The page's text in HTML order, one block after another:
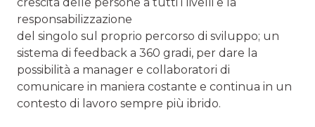
responsabilizzazione
del singolo sul proprio percorso di sviluppo; un
sistema di feedback a 360 gradi, per dare la
possibilità a manager e collaboratori di
comunicare in maniera costante e continua in un
contesto di lavoro sempre più ibrido.